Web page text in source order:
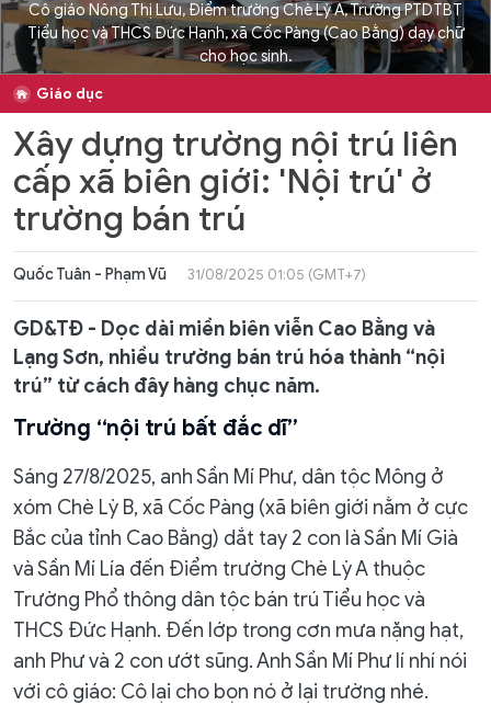
Cô giáo Nông Thị Lưu, Điểm trường Chè Lỳ A, Trường PTDTBT
Tiểu học và THCS Đức Hạnh, xã Cốc Pàng (Cao Bằng) dạy chữ
cho học sinh.
Giáo dục
Xây dựng trường nội trú liên
cấp xã biên giới: 'Nội trú' ở
trường bán trú
Quốc Tuân - Phạm Vũ 31/08/2025 01:05 (GMT+7)
GD&TĐ - Dọc dài miền biên viễn Cao Bằng và
Lạng Sơn, nhiều trường bán trú hóa thành “nội
trú” từ cách đây hàng chục năm.
Trường “nội trú bất đắc dĩ”
Sáng 27/8/2025, anh Sần Mí Phư, dân tộc Mông ở
xóm Chè Lỳ B, xã Cốc Pàng (xã biên giới nằm ở cực
Bắc của tỉnh Cao Bằng) dắt tay 2 con là Sần Mí Già
và Sần Mí Lía đến Điểm trường Chè Lỳ A thuộc
Trường Phổ thông dân tộc bán trú Tiểu học và
THCS Đức Hạnh. Đến lớp trong cơn mưa nặng hạt,
anh Phư và 2 con ướt sũng. Anh Sần Mí Phư lí nhí nói
với cô giáo: Cô lại cho bọn nó ở lại trường nhé.